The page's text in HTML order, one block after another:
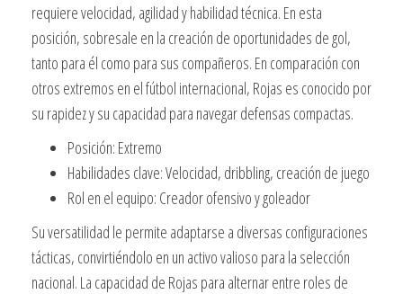
requiere velocidad, agilidad y habilidad técnica. En esta
posición, sobresale en la creación de oportunidades de gol,
tanto para él como para sus compañeros. En comparación con
otros extremos en el fútbol internacional, Rojas es conocido por
su rapidez y su capacidad para navegar defensas compactas.
Posición: Extremo
Habilidades clave: Velocidad, dribbling, creación de juego
Rol en el equipo: Creador ofensivo y goleador
Su versatilidad le permite adaptarse a diversas configuraciones
tácticas, convirtiéndolo en un activo valioso para la selección
nacional. La capacidad de Rojas para alternar entre roles de